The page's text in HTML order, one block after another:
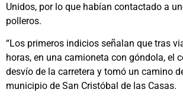
Unidos, por lo que habían contactado a
polleros.
“Los primeros indicios señalan que tras
horas, en una camioneta con góndola, el
desvío de la carretera y tomó un camino
municipio de San Cristóbal de las Casas.